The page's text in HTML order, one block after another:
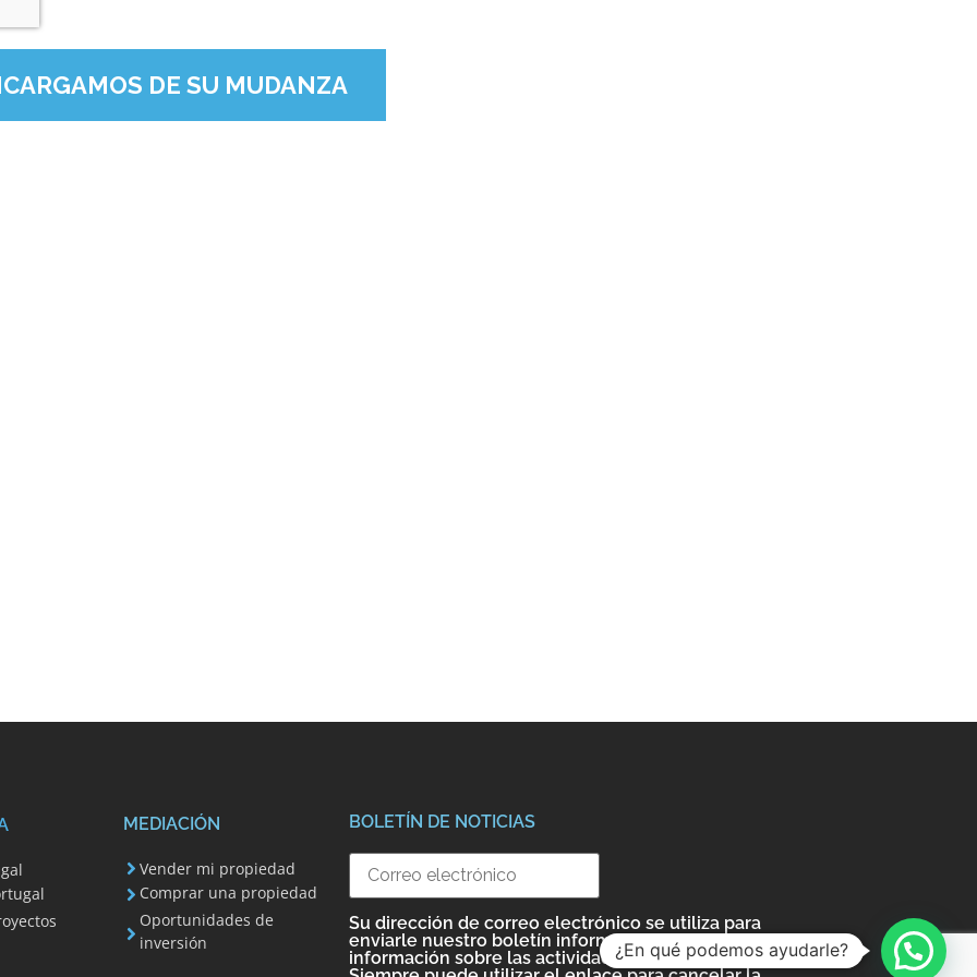
DE SU MUDANZA
MEDIACIÓN
Vender mi propiedad
Comprar una propiedad
Oportunidades de
inversión
BOLETÍN DE NOTICIAS
Su dirección de correo electrónico se utiliza para
enviarle nuestro boletín informativo e
información sobre las actividades de Invest 351.
¿En qué podemos ayudarle?